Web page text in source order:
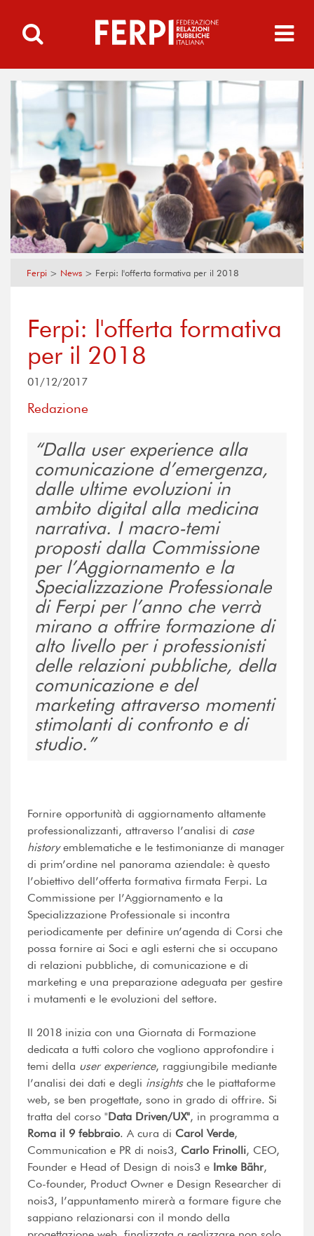
Ferpi > News > Ferpi: l'offerta formativa per il 2018
Ferpi: l'offerta formativa
per il 2018
01/12/2017
Redazione
Dalla user experience alla
comunicazione d’emergenza,
dalle ultime evoluzioni in
ambito digital alla medicina
narrativa. I macro-temi
proposti dalla Commissione
per l’Aggiornamento e la
Specializzazione Professionale
di Ferpi per l’anno che verrà
mirano a offrire formazione di
alto livello per i professionisti
delle relazioni pubbliche, della
comunicazione e del
marketing attraverso momenti
stimolanti di confronto e di
studio.
Fornire opportunità di aggiornamento altamente
professionalizzanti, attraverso l’analisi di case
historyemblematiche e le testimonianze di manager
di prim’ordine nel panorama aziendale: è questo
l’obiettivo dell’offerta formativa firmata Ferpi. La
Commissione per l’Aggiornamento e la
Specializzazione Professionale si incontra
periodicamente per definire un’agenda di Corsi che
possa fornire ai Soci e agli esterni che si occupano
di relazioni pubbliche, di comunicazione e di
marketing e una preparazione adeguata per gestire
i mutamenti e le evoluzioni del settore.
Il 2018 inizia con una Giornata di Formazione
dedicata a tutti coloro che vogliono approfondire i
temi della user experience, raggiungibile mediante
l’analisi dei dati e degli insightsche le piattaforme
web, se ben progettate, sono in grado di offrire. Si
tratta del corso "Data Driven/UX", in programma a
Roma il 9 febbraio. A cura di Carol Verde,
Communication e PR di nois3, Carlo Frinolli, CEO,
Founder e Head of Design di nois3 e Imke Bähr,
Co-founder, Product Owner e Design Researcher di
nois3, l’appuntamento mirerà a formare figure che
sappiano relazionarsi con il mondo della